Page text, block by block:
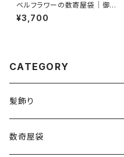
ベルフラワーの数寄屋袋｜御朱
印帳入れ・茶道
¥3,700
CATEGORY
髪飾り
数奇屋袋